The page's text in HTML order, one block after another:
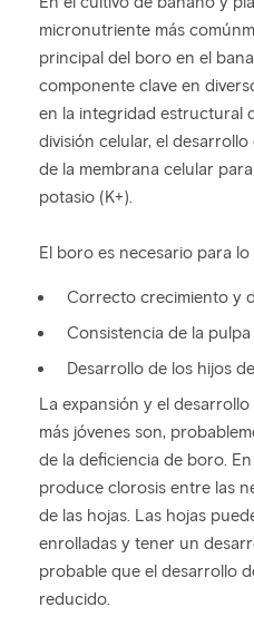
micronutriente más
principal del boro en el
componente clave en
en la integridad estructural
división celular, el
de la membrana celular
potasio (K+).
El boro es necesario para lo
Correcto crecimiento y
Consistencia de la
Desarrollo de los hijos
La expansión y el
más jóvenes son,
de la deficiencia de boro.
produce clorosis entre las
de las hojas. Las hojas
enrolladas y tener un
probable que el desarrollo
reducido.